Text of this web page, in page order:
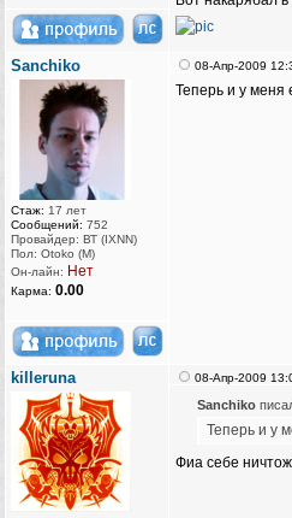
Sanchiko
Стаж: 17 лет
Сообщений: 752
Провайдер: ВТ (IXNN)
Пол: Otoko (M)
Он-лайн: Нет
Карма: 0.00
08-Апр-2009
Теперь и у меня
killeruna 08-Апр-2009
Sanchiko
Теперь и у
Фиа себе